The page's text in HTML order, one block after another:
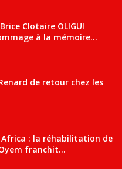
Clotaire OLIGUI
à la mémoire...
de retour chez les
: la réhabilitation de
franchit...